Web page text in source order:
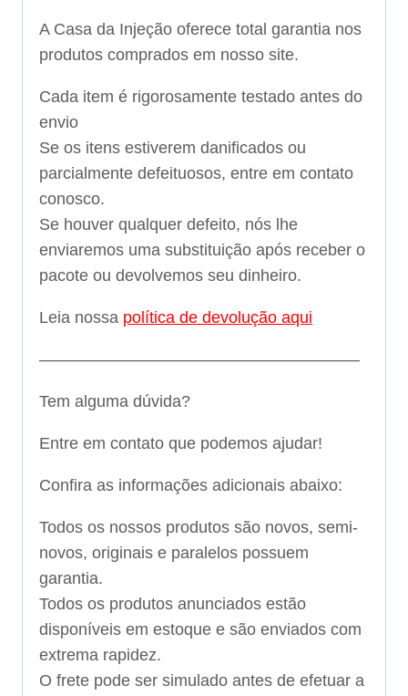
A Casa da Injeção oferece total garantia nos
produtos comprados em nosso site.
Cada item é rigorosamente testado antes do
envio
Se os itens estiverem danificados ou
parcialmente defeituosos, entre em contato
conosco.
Se houver qualquer defeito, nós lhe
enviaremos uma substituição após receber o
pacote ou devolvemos seu dinheiro.
Leia nossa política de devolução aqui
———————————————————–
Tem alguma dúvida?
Entre em contato que podemos ajudar!
Confira as informações adicionais abaixo:
Todos os nossos produtos são novos, semi-
novos, originais e paralelos possuem
garantia.
Todos os produtos anunciados estão
disponíveis em estoque e são enviados com
extrema rapidez.
O frete pode ser simulado antes de efetuar a